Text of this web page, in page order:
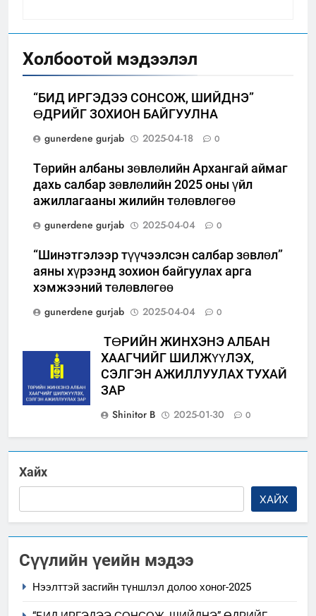
Холбоотой мэдээлэл
“БИД ИРГЭДЭЭ СОНСОЖ, ШИЙДНЭ”
ӨДРИЙГ ЗОХИОН БАЙГУУЛНА
gunerdene gurjab
2025-04-18 0
Төрийн албаны зөвлөлийн Архангай аймаг
дахь салбар зөвлөлийн 2025 оны үйл
ажиллагааны жилийн төлөвлөгөө
gunerdene gurjab
2025-04-04 0
“Шинэтгэлээр түүчээлсэн салбар зөвлөл”
аяны хүрээнд зохион байгуулах арга
хэмжээний төлөвлөгөө
gunerdene gurjab
2025-04-04 0
ТӨРИЙН ЖИНХЭНЭ АЛБАН
ХААГЧИЙГ ШИЛЖҮҮЛЭХ,
СЭЛГЭН АЖИЛЛУУЛАХ ТУХАЙ
ЗАР
Shinitor B
2025-01-30 0
Хайх
ХАЙХ
Сүүлийн үеийн мэдээ
Нээлттэй засгийн түншлэл долоо хоног-2025